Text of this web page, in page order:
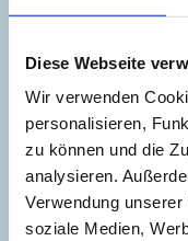
Diese Webseite
Wir verwenden
personalisieren,
zu können und die
analysieren.
Verwendung
soziale Medien,
Kontakt
Poeler
+49 (0)
info@pas-